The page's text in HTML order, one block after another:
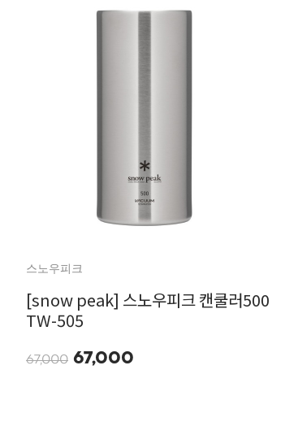
스노우피크
[snow peak] 스노우피크 캔쿨러500
TW-505
67,000 67,000